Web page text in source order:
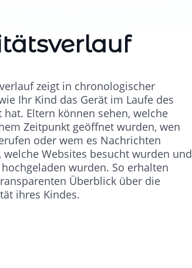
zeigt in chronologischer
Ihr Kind das Gerät im Laufe des
hat. Eltern können sehen, welche
Zeitpunkt geöffnet wurden, wen
oder wem es Nachrichten
welche Websites besucht wurden und
wurden. So erhalten
Überblick über die
ihres Kindes.